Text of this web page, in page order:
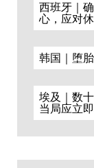
西班牙｜
心，应对
韩国｜堕
埃及｜数
当局应立